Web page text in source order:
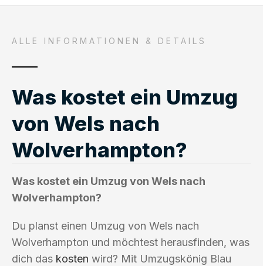
ALLE INFORMATIONEN & DETAILS
Was kostet ein Umzug
von Wels nach
Wolverhampton?
Was kostet ein Umzug von Wels nach
Wolverhampton?
Du planst einen Umzug von Wels nach
Wolverhampton und möchtest herausfinden, was
dich das kosten wird? Mit Umzugskönig Blau